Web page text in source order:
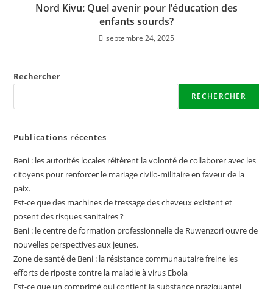
Nord Kivu: Quel avenir pour l’éducation des
enfants sourds?
septembre 24, 2025
Rechercher
RECHERCHER
Publications récentes
Beni : les autorités locales réitèrent la volonté de collaborer avec les
citoyens pour renforcer le mariage civilo-militaire en faveur de la
paix.
Est-ce que des machines de tressage des cheveux existent et
posent des risques sanitaires ?
Beni : le centre de formation professionnelle de Ruwenzori ouvre de
nouvelles perspectives aux jeunes.
Zone de santé de Beni : la résistance communautaire freine les
efforts de riposte contre la maladie à virus Ebola
Est-ce que un comprimé qui contient la substance praziquantel